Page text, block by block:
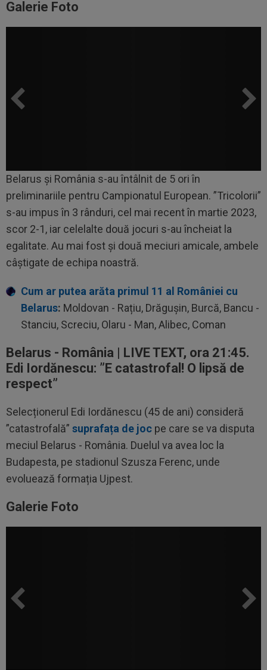
Galerie Foto
Belarus și România s-au întâlnit de 5 ori în
preliminariile pentru Campionatul European. ”Tricolorii”
s-au impus în 3 rânduri, cel mai recent în martie 2023,
scor 2-1, iar celelalte două jocuri s-au încheiat la
egalitate. Au mai fost și două meciuri amicale, ambele
câștigate de echipa noastră.
Cum ar putea arăta primul 11 al României cu
Belarus: Moldovan - Rațiu, Drăgușin, Burcă, Bancu -
Stanciu, Screciu, Olaru - Man, Alibec, Coman
Belarus - România | LIVE TEXT, ora 21:45.
Edi Iordănescu: ”E catastrofal! O lipsă de
respect”
Selecționerul Edi Iordănescu (45 de ani) consideră
”catastrofală” suprafața de joc pe care se va disputa
meciul Belarus - România. Duelul va avea loc la
Budapesta, pe stadionul Szusza Ferenc, unde
evoluează formația Ujpest.
Galerie Foto